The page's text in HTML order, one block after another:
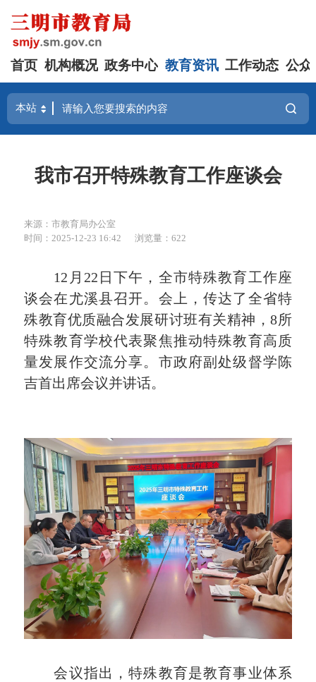
首页 机构概况 政务中心 教育资讯 工作动态 公众
我市召开特殊教育工作座谈会
来源：市教育局办公室
时间：2025-12-23 16:42
浏览量：622
12月22日下午，全市特殊教育工作座
谈会在尤溪县召开。会上，传达了全省特
殊教育优质融合发展研讨班有关精神，8所
特殊教育学校代表聚焦推动特殊教育高质
量发展作交流分享。市政府副处级督学陈
吉首出席会议并讲话。
会议指出，特殊教育是教育事业体系